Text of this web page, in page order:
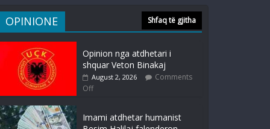
OPINIONE Shfaq të gjitha
Opinion nga atdhetari i
shquar Veton Binakaj
August 2, 2026
Comments
Off
Imami atdhetar humanist